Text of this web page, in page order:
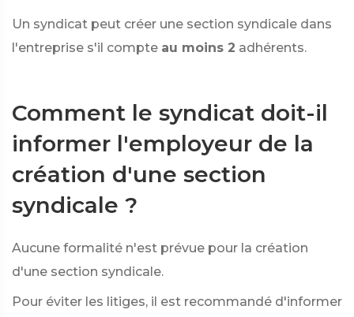
Un syndicat peut créer une section syndicale dans
l'entreprise s'il compte au moins 2 adhérents.
Comment le syndicat doit-il
informer l'employeur de la
création d'une section
syndicale ?
Aucune formalité n'est prévue pour la création
d'une section syndicale.
Pour éviter les litiges, il est recommandé d'informer